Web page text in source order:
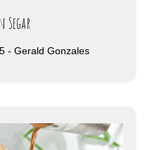
Segar
- Gerald Gonzales